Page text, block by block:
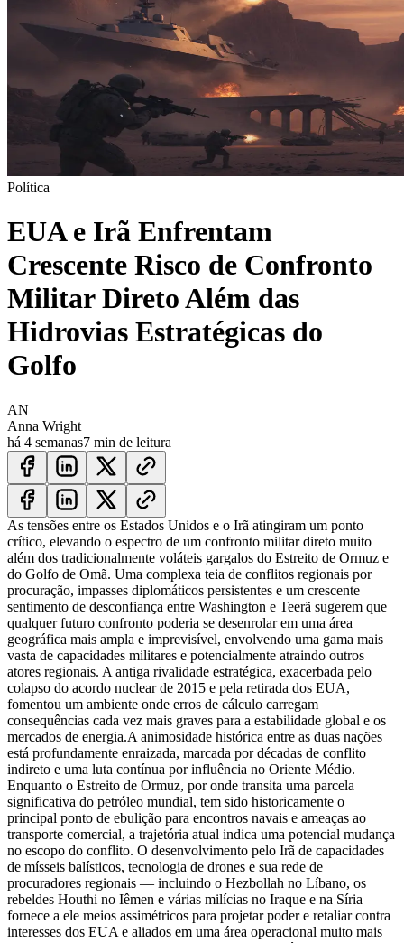
Política
EUA e Irã Enfrentam
Crescente Risco de Confronto
Militar Direto Além das
Hidrovias Estratégicas do
Golfo
AN
Anna Wright
há 4 semanas7 min de leitura
As tensões entre os Estados Unidos e o Irã atingiram um ponto
crítico, elevando o espectro de um confronto militar direto muito
além dos tradicionalmente voláteis gargalos do Estreito de Ormuz e
do Golfo de Omã. Uma complexa teia de conflitos regionais por
procuração, impasses diplomáticos persistentes e um crescente
sentimento de desconfiança entre Washington e Teerã sugerem que
qualquer futuro confronto poderia se desenrolar em uma área
geográfica mais ampla e imprevisível, envolvendo uma gama mais
vasta de capacidades militares e potencialmente atraindo outros
atores regionais. A antiga rivalidade estratégica, exacerbada pelo
colapso do acordo nuclear de 2015 e pela retirada dos EUA,
fomentou um ambiente onde erros de cálculo carregam
consequências cada vez mais graves para a estabilidade global e os
mercados de energia.A animosidade histórica entre as duas nações
está profundamente enraizada, marcada por décadas de conflito
indireto e uma luta contínua por influência no Oriente Médio.
Enquanto o Estreito de Ormuz, por onde transita uma parcela
significativa do petróleo mundial, tem sido historicamente o
principal ponto de ebulição para encontros navais e ameaças ao
transporte comercial, a trajetória atual indica uma potencial mudança
no escopo do conflito. O desenvolvimento pelo Irã de capacidades
de mísseis balísticos, tecnologia de drones e sua rede de
procuradores regionais — incluindo o Hezbollah no Líbano, os
rebeldes Houthi no Iêmen e várias milícias no Iraque e na Síria —
fornece a ele meios assimétricos para projetar poder e retaliar contra
interesses dos EUA e aliados em uma área operacional muito mais